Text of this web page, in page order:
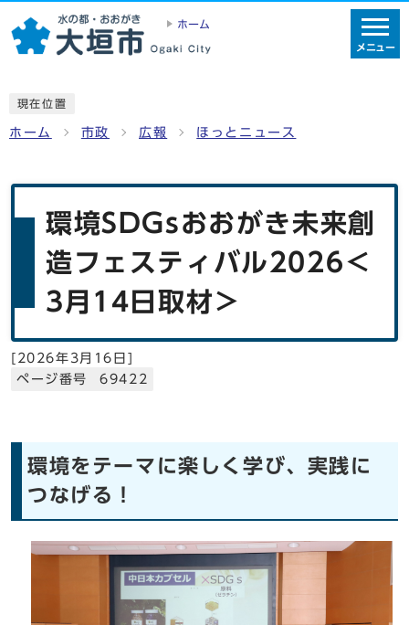
ホーム
メニュー
現在位置
ホーム 市政 広報 ほっとニュース
環境SDGsおおがき未来創
造フェスティバル2026＜
3月14日取材＞
[ 2026年3月16日 ]
ページ番号 69422
環境をテーマに楽しく学び、実践に
つなげる！